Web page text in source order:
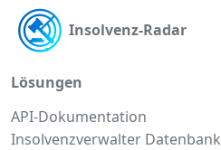
Insolvenz-Radar
Lösungen
API-Dokumentation
Insolvenzverwalter Datenbank